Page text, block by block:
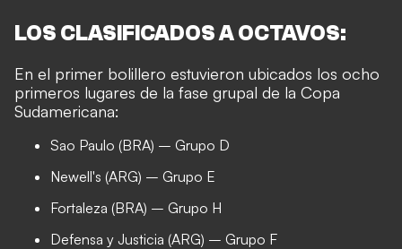
LOS CLASIFICADOS A OCTAVOS:
En el primer bolillero estuvieron ubicados los ocho
primeros lugares de la fase grupal de la Copa
Sudamericana:
Sao Paulo (BRA) – Grupo D
Newell's (ARG) – Grupo E
Fortaleza (BRA) – Grupo H
Defensa y Justicia (ARG) – Grupo F